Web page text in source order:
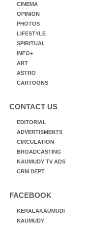
CINEMA
OPINION
PHOTOS
LIFESTYLE
SPIRITUAL
INFO+
ART
ASTRO
CARTOONS
CONTACT US
EDITORIAL
ADVERTISMENTS
CIRCULATION
BROADCASTING
KAUMUDY TV ADS
CRM DEPT
FACEBOOK
KERALAKAUMUDI
KAUMUDY